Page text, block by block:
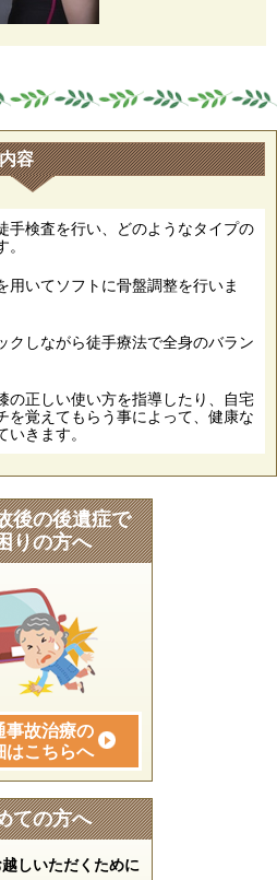
容
手検査を行い、どのようなタイプの
用いてソフトに骨盤調整を行いま
クしながら徒手療法で全身のバラン
の正しい使い方を指導したり、自宅
を覚えてもらう事によって、健康な
きます。
後の後遺症で
りの方へ
事故治療の
はこちらへ
ての方へ
しいただくために